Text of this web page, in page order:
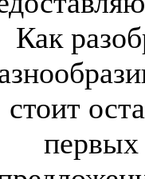
Как
стоит